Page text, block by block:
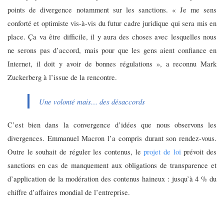
points de divergence notamment sur les sanctions. « Je me sens
conforté et optimiste vis-à-vis du futur cadre juridique qui sera mis en
place. Ça va être difficile, il y aura des choses avec lesquelles nous
ne serons pas d’accord, mais pour que les gens aient confiance en
Internet, il doit y avoir de bonnes régulations », a reconnu Mark
Zuckerberg à l’issue de la rencontre.
Une volonté mais… des désaccords
C’est bien dans la convergence d’idées que nous observons les
divergences. Emmanuel Macron l’a compris durant son rendez-vous.
Outre le souhait de réguler les contenus, leprojet de loiprévoit des
sanctions en cas de manquement aux obligations de transparence et
d’application de la modération des contenus haineux : jusqu’à 4 % du
chiffre d’affaires mondial de l’entreprise.